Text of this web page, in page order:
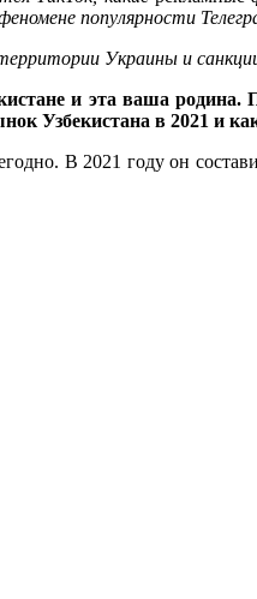
популярности
Украины и
и эта ваша родина.
Узбекистана в 2021 и
В 2021 году он